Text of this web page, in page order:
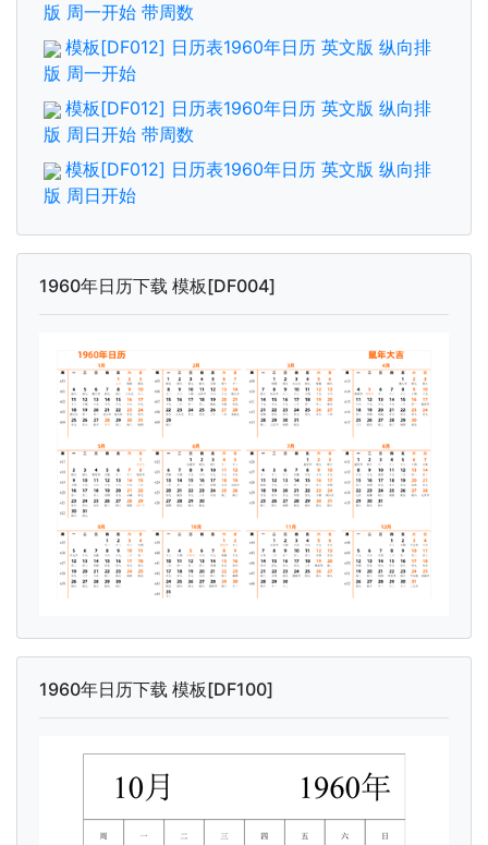
版 周一开始 带周数
模板[DF012] 日历表1960年日历 英文版 纵向排
版 周一开始
模板[DF012] 日历表1960年日历 英文版 纵向排
版 周日开始 带周数
模板[DF012] 日历表1960年日历 英文版 纵向排
版 周日开始
1960年日历下载 模板[DF004]
1960年日历下载 模板[DF100]